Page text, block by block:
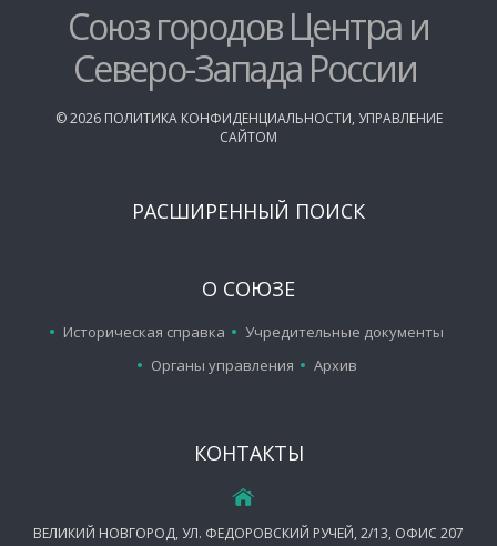
Союз городов Центра и
Северо-Запада России
©2026 ПОЛИТИКА КОНФИДЕНЦИАЛЬНОСТИ, УПРАВЛЕНИЕ
САЙТОМ
РАСШИРЕННЫЙ ПОИСК
О СОЮЗЕ
Историческая справка
Учредительные документы
Органы управления
Архив
КОНТАКТЫ
ВЕЛИКИЙ НОВГОРОД, УЛ. ФЕДОРОВСКИЙ РУЧЕЙ, 2/13, ОФИС 207